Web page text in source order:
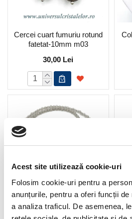
Acest site utilizează cookie-uri
Folosim cookie-uri pentru a
anunțurile, pentru a oferi funcții
a analiza traficul. De asemenea,
Cercei cuart fumuriu rotund
fatetat-10mm m03
30,00 Lei
Colier cuart fumuriu rotund
fatetat - 3,3 mm